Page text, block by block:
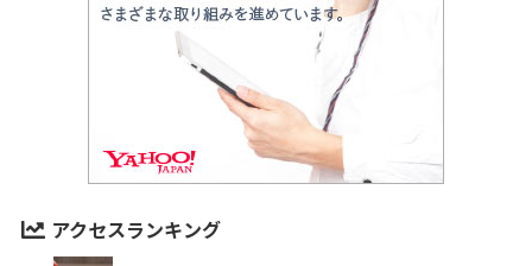
アクセスランキング